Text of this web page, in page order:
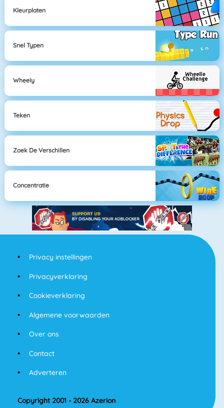
Kleurplaten
Snel Typen
Wheely
Teken
Zoek De Verschillen
Concentratie
Privacy instellingen
Privacyverklaring
Cookieverklaring
Algemene voorwaarden
Over ons
Contact
Adverteren
Copyright 2001 - 2026 Azerion